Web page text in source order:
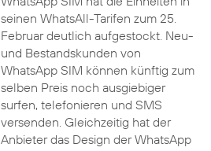
seinen WhatsAll-Tarifen zum 25.
Februar deutlich aufgestockt. Neu-
und Bestandskunden von
WhatsApp SIM können künftig zum
selben Preis noch ausgiebiger
surfen, telefonieren und SMS
versenden. Gleichzeitig hat der
Anbieter das Design der WhatsApp